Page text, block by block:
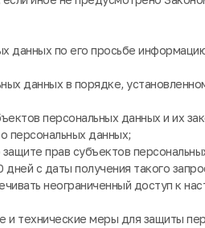
данных по его просьбе
данных в порядке,
персональных данных и их
персональных данных;
прав субъектов
с даты получения такого
неограниченный доступ к
и технические меры для защиты